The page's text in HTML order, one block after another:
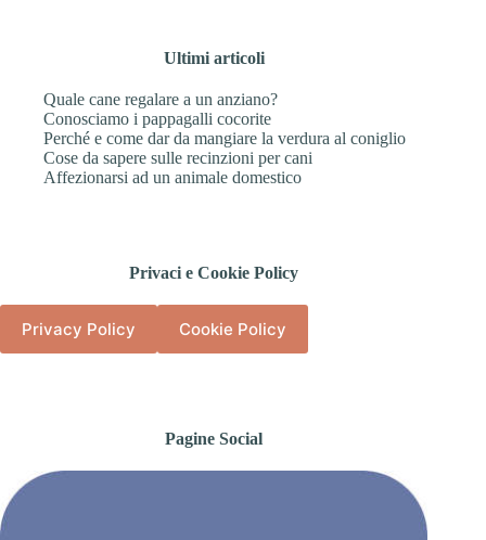
Ultimi articoli
Quale cane regalare a un anziano?
Conosciamo i pappagalli cocorite
Perché e come dar da mangiare la verdura al coniglio
Cose da sapere sulle recinzioni per cani
Affezionarsi ad un animale domestico
Privaci e Cookie Policy
Privacy Policy Cookie Policy
Pagine Social